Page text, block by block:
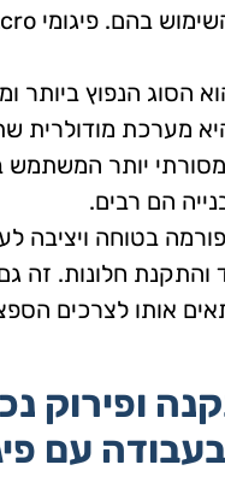
הסוג הנפוץ ביותר
מערכת מודולרית
יותר המשתמש
הם רבים.
בטוחה ויציבה
והתקנת חלונות. זה
אותו לצרכים
ופירוק
עם